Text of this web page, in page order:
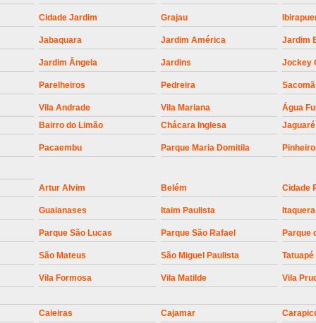
Empresa para
Empresa para
Empresa para
Empresa para
Empresa para
Empresa para
Empresa para Instalação de Trava
Instalação de Motor de Portão
Instalação de Motor em Portão
Instalação de Motor para
Instalação de Motor
Instalação Motor Portão
Cidade Jardim Grajau
Jabaquara Jardim América Jardim
Jardim Ângela Jardins Jockey
Parelheiros Pedreira Sacomã
Vila Andrade Vila Mariana
Água
Bairro do Limão Chácara Inglesa Jaguaré
Pacaembu Parque Maria Domitila
Artur Alvim Belém Cidade
Guaianases Itaim Paulista Itaquera
Parque São Lucas Parque São Rafael Parque
São Mateus São Miguel Paulista Tatuapé
Vila Formosa Vila Matilde Vila
Caieiras Cajamar